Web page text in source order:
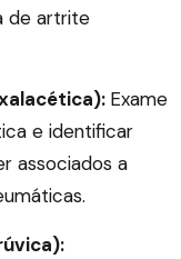
de artrite
Exame
e identificar
associados a